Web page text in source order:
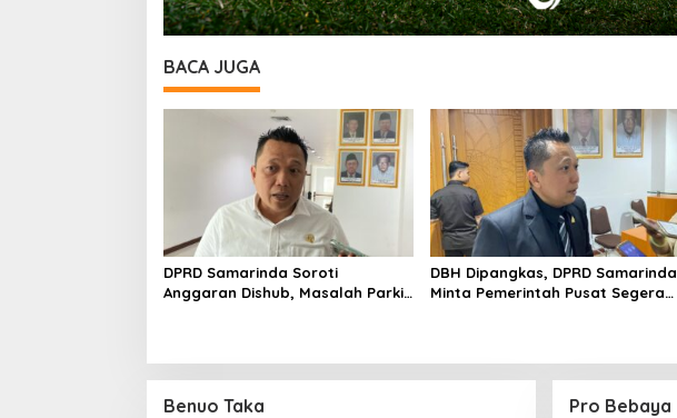
BACA JUGA
DPRD Samarinda Soroti
Anggaran Dishub, Masalah Parkir
DBH Dipangkas, DPRD Samarinda
Minta Pemerintah Pusat Segera
Benuo Taka Pro Bebaya